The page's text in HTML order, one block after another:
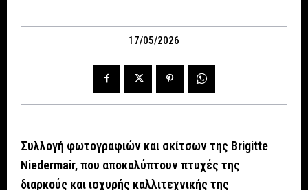
17/05/2026
Συλλογή φωτογραφιών και σκίτσων της Brigitte
Niedermair, που αποκαλύπτουν πτυχές της
διαρκούς και ισχυρής καλλιτεχνικής της